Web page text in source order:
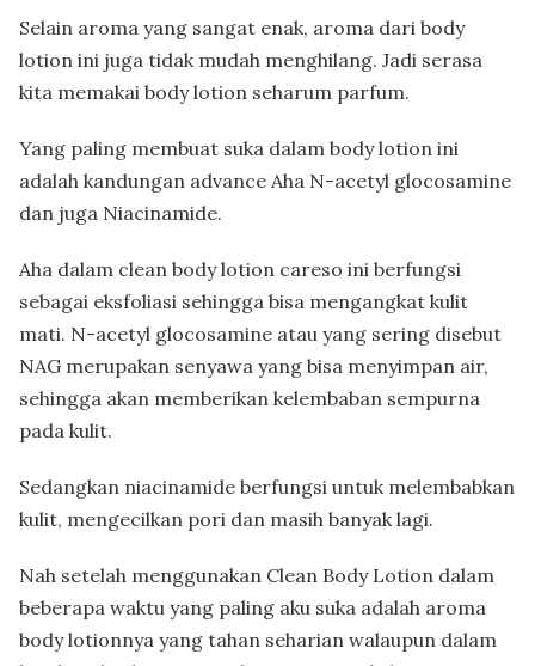
Selain aroma yang sangat enak, aroma dari body
lotion ini juga tidak mudah menghilang. Jadi serasa
kita memakai body lotion seharum parfum.
Yang paling membuat suka dalam body lotion ini
adalah kandungan advance Aha N-acetyl glocosamine
dan juga Niacinamide.
Aha dalam clean body lotion careso ini berfungsi
sebagai eksfoliasi sehingga bisa mengangkat kulit
mati. N-acetyl glocosamine atau yang sering disebut
NAG merupakan senyawa yang bisa menyimpan air,
sehingga akan memberikan kelembaban sempurna
pada kulit.
Sedangkan niacinamide berfungsi untuk melembabkan
kulit, mengecilkan pori dan masih banyak lagi.
Nah setelah menggunakan Clean Body Lotion dalam
beberapa waktu yang paling aku suka adalah aroma
body lotionnya yang tahan seharian walaupun dalam